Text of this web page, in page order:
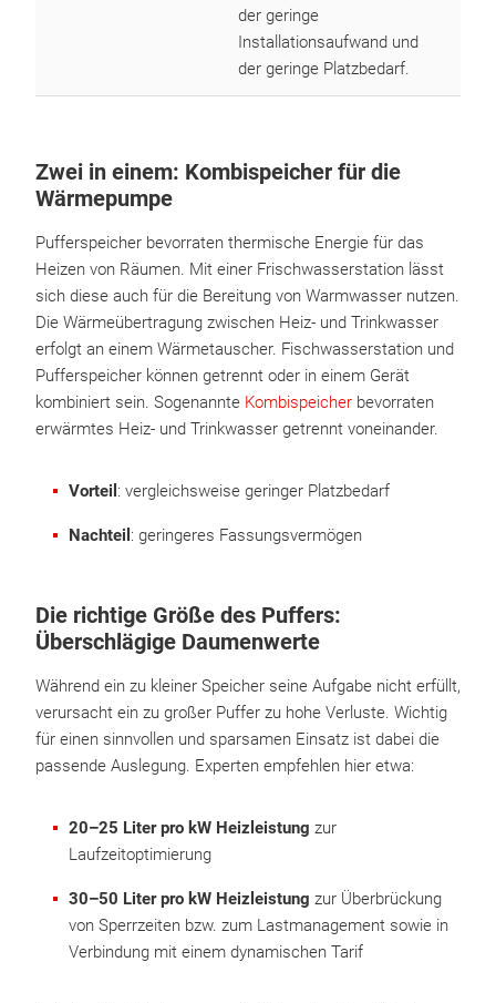
der geringe
Installationsaufwand und
der geringe Platzbedarf.
Zwei in einem: Kombispeicher für die
Wärmepumpe
Pufferspeicher bevorraten thermische Energie für das
Heizen von Räumen. Mit einer Frischwasserstation lässt
sich diese auch für die Bereitung von Warmwasser nutzen.
Die Wärmeübertragung zwischen Heiz- und Trinkwasser
erfolgt an einem Wärmetauscher. Fischwasserstation und
Pufferspeicher können getrennt oder in einem Gerät
kombiniert sein. Sogenannte Kombispeicher bevorraten
erwärmtes Heiz- und Trinkwasser getrennt voneinander.
Vorteil : vergleichsweise geringer Platzbedarf
Nachteil : geringeres Fassungsvermögen
Die richtige Größe des Puffers:
Überschlägige Daumenwerte
Während ein zu kleiner Speicher seine Aufgabe nicht erfüllt,
verursacht ein zu großer Puffer zu hohe Verluste. Wichtig
für einen sinnvollen und sparsamen Einsatz ist dabei die
passende Auslegung. Experten empfehlen hier etwa:
20–25 Liter pro kW Heizleistung zur
Laufzeitoptimierung
30–50 Liter pro kW Heizleistung zur Überbrückung
von Sperrzeiten bzw. zum Lastmanagement sowie in
Verbindung mit einem dynamischen Tarif